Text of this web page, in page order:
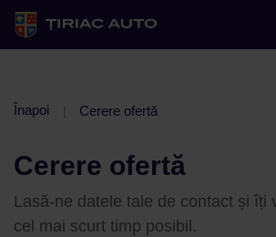
Înapoi Cerere ofertă
Cerere ofertă
Lasă-ne datele tale de contact și îți
cel mai scurt timp posibil.